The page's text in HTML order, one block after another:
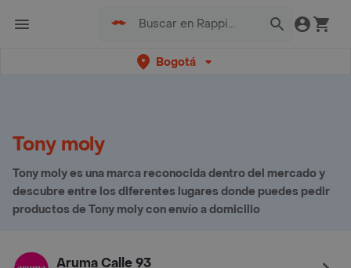
Bogotá
Tony moly
Tony moly es una marca reconocida dentro del mercado y
descubre entre los diferentes lugares donde puedes pedir
productos de Tony moly con envío a domicilio
Aruma Calle 93